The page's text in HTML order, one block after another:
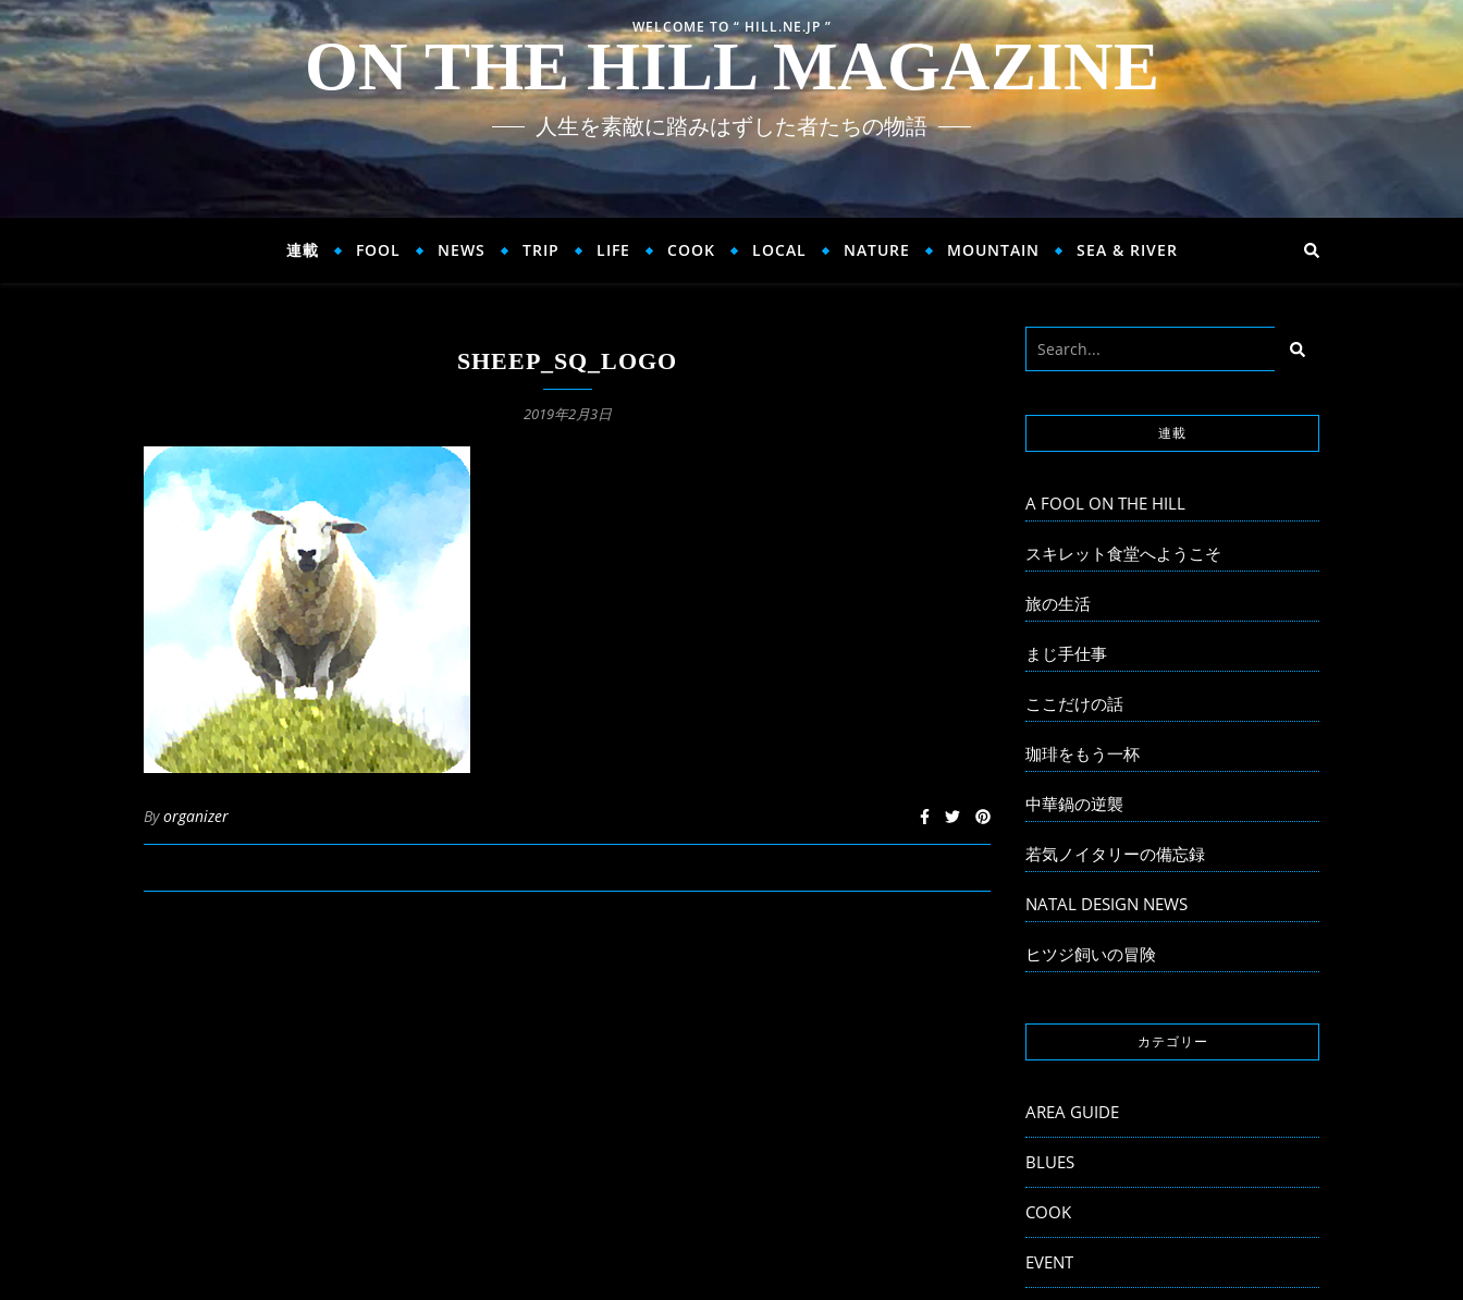
WELCOME TO “ HILL.NE.JP ”
ON THE HILL MAGAZINE
人生を素敵に踏みはずした者たちの物語
連載 FOOL NEWS TRIP LIFE COOK LOCAL NATURE MOUNTAIN SEA & RIVER
SHEEP_SQ_LOGO
2019年2月3日
Byorganizer
連載
A FOOL ON THE HILL
スキレット食堂へようこそ
旅の生活
まじ手仕事
ここだけの話
珈琲をもう一杯
中華鍋の逆襲
若気ノイタリーの備忘録
NATAL DESIGN NEWS
ヒツジ飼いの冒険
カテゴリー
AREA GUIDE
BLUES
COOK
EVENT